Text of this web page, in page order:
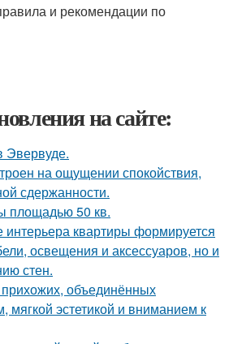
и рекомендации по
на сайте:
Эвервуде.
на ощущении спокойствия,
сдержанности.
площадью 50 кв.
квартиры формируется
освещения и аксессуаров, но и
стен.
объединённых
эстетикой и вниманием к